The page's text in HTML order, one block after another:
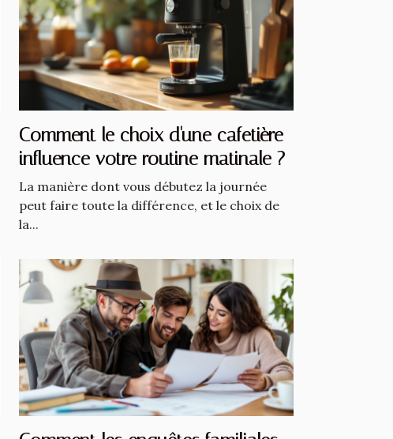
Comment le choix d'une cafetière
influence votre routine matinale ?
La manière dont vous débutez la journée
peut faire toute la différence, et le choix de
la...